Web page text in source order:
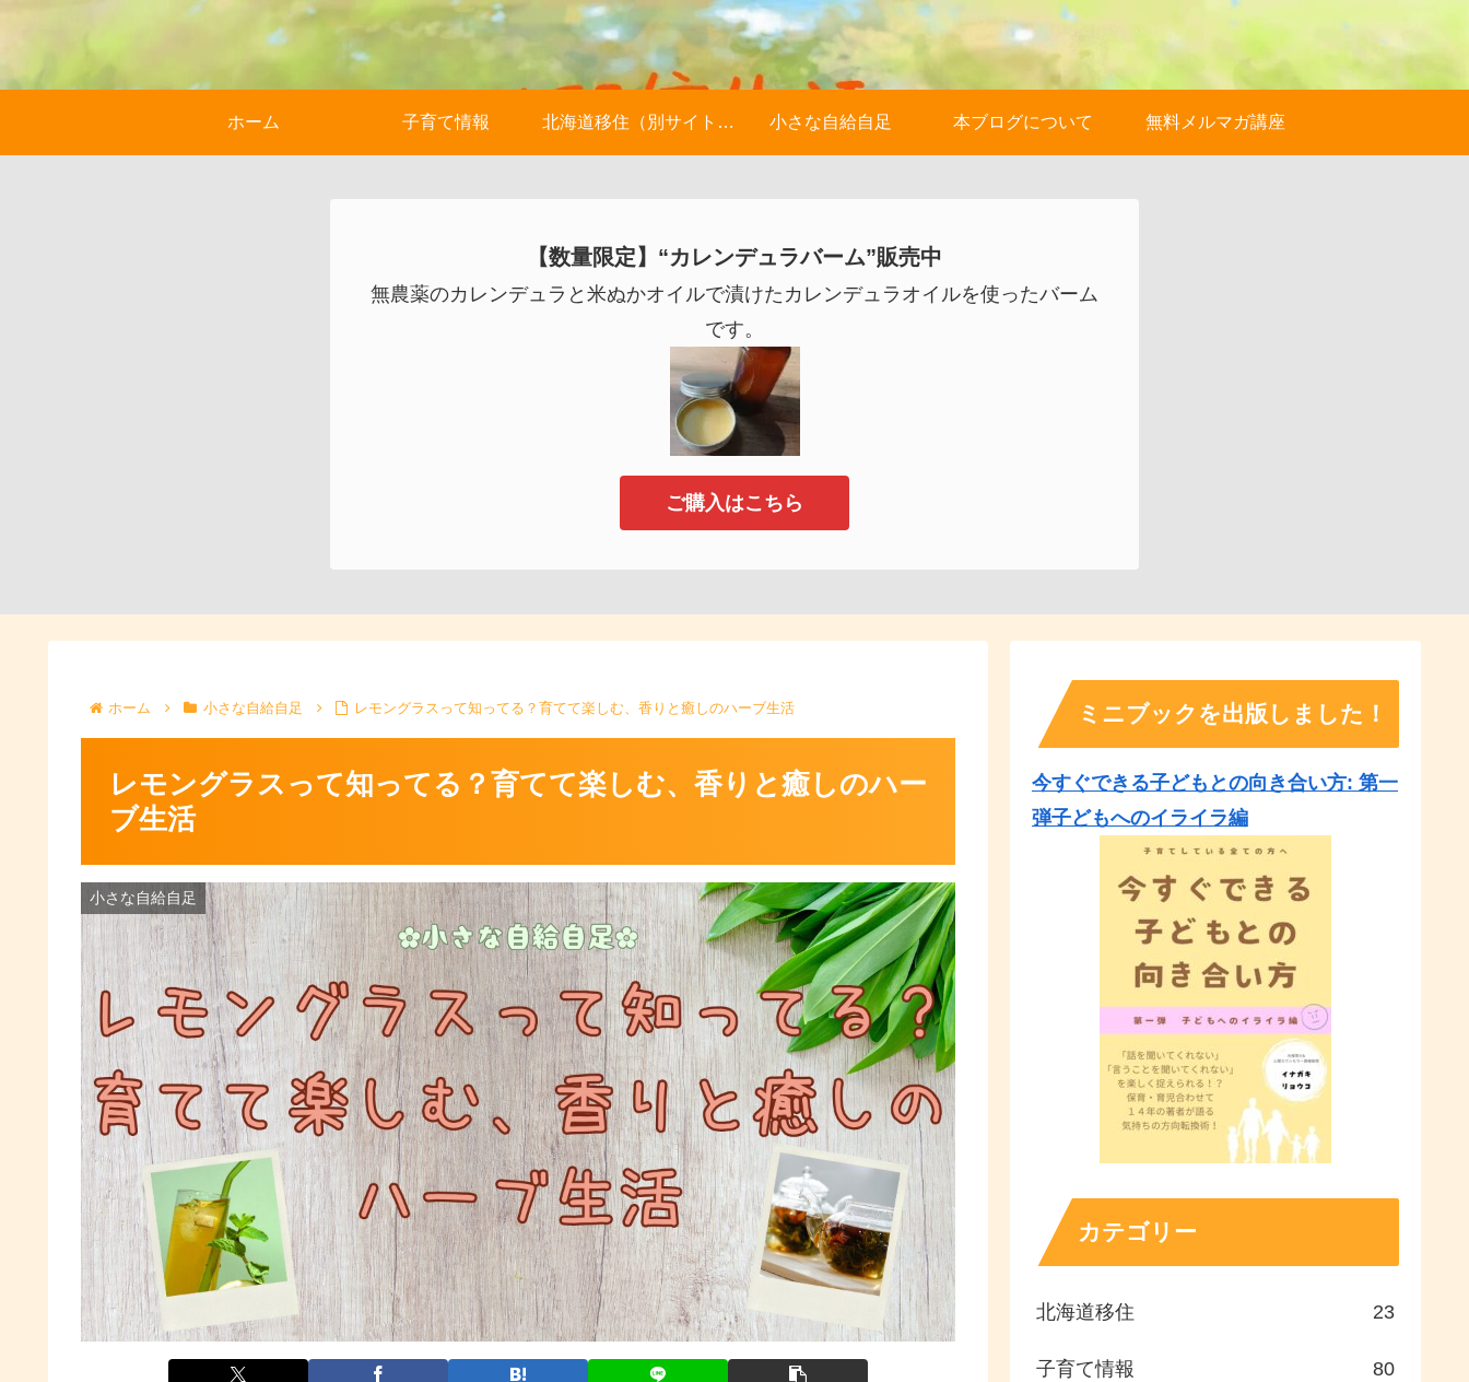
ホーム 子育て情報 北海道移住（別サイトへ） 小さな自給自足 本ブログについて 無料メルマガ講座
【数量限定】“カレンデュラバーム”販売中
無農薬のカレンデュラと米ぬかオイルで漬けたカレンデュラオイルを使ったバーム
です。
ご購入はこちら
ホーム 小さな自給自足 レモングラスって知ってる？育てて楽しむ、香りと癒しのハーブ生活
レモングラスって知ってる？育てて楽しむ、香りと癒しのハー
ブ生活
小さな自給自足
ミニブックを出版しました！
今すぐできる子どもとの向き合い方: 第一
弾子どもへのイライラ編
カテゴリー
北海道移住 23
子育て情報 80